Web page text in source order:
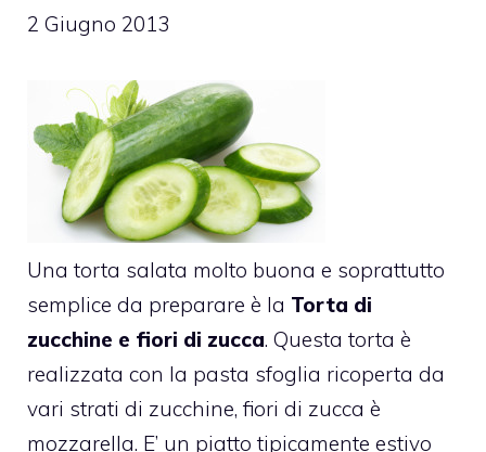
2 Giugno 2013
Una torta salata molto buona e soprattutto
semplice da preparare è la Torta di
zucchine e fiori di zucca. Questa torta è
realizzata con la pasta sfoglia ricoperta da
vari strati di zucchine, fiori di zucca è
mozzarella. E’ un piatto tipicamente estivo